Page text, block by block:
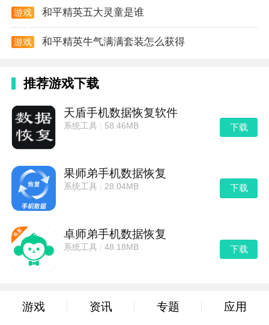
游戏
和平精英五大灵童是谁
游戏
和平精英牛气满满套装怎么获得
推荐游戏下载
天盾手机数据恢复软件
系统工具| 58.46MB 下载
果师弟手机数据恢复
系统工具| 28.04MB 下载
卓师弟手机数据恢复
系统工具| 48.18MB 下载
游戏 资讯 专题 应用